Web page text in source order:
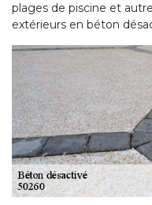
plages de piscine et
extérieurs en béton